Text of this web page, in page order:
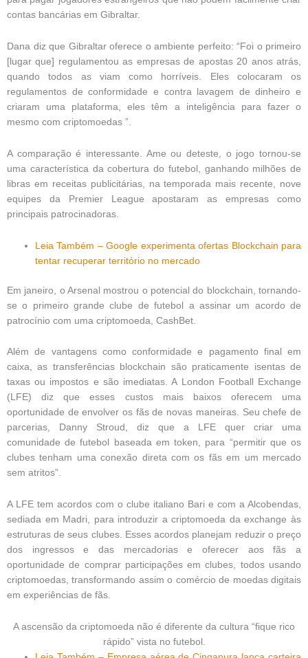
contas bancárias em Gibraltar.
Dana diz que Gibraltar oferece o ambiente perfeito: “Foi o primeiro
[lugar que] regulamentou as empresas de apostas 20 anos atrás,
quando todos as viam como horríveis. Eles colocaram os
regulamentos de conformidade e contra lavagem de dinheiro e
criaram uma plataforma, eles têm a inteligência para fazer o
mesmo com criptomoedas ”.
A comparação é interessante. Ame ou deteste, o jogo tornou-se
uma característica da cobertura do futebol, ganhando milhões de
libras em receitas publicitárias, na temporada mais recente, nove
equipes da Premier League apostaram as empresas como
principais patrocinadoras.
Leia Também – Google experimenta ofertas Blockchain para
tentar recuperar território no mercado
Em janeiro, o Arsenal mostrou o potencial do blockchain, tornando-
se o primeiro grande clube de futebol a assinar um acordo de
patrocínio com uma criptomoeda, CashBet.
Além de vantagens como conformidade e pagamento final em
caixa, as transferências blockchain são praticamente isentas de
taxas ou impostos e são imediatas. A London Football Exchange
(LFE) diz que esses custos mais baixos oferecem uma
oportunidade de envolver os fãs de novas maneiras. Seu chefe de
parcerias, Danny Stroud, diz que a LFE quer criar uma
comunidade de futebol baseada em token, para “permitir que os
clubes tenham uma conexão direta com os fãs em um mercado
sem atritos”.
A LFE tem acordos com o clube italiano Bari e com a Alcobendas,
sediada em Madri, para introduzir a criptomoeda da exchange às
estruturas de seus clubes. Esses acordos planejam reduzir o preço
dos ingressos e das mercadorias e oferecer aos fãs a
oportunidade de comprar participações em clubes, todos usando
criptomoedas, transformando assim o comércio de moedas digitais
em experiências de fãs.
A ascensão da criptomoeda não é diferente da cultura “fique rico
rápido” vista no futebol.